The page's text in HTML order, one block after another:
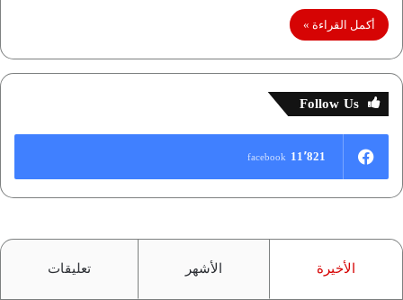
أكمل القراءة »
Follow Us
11٬821 facebook
الأخيرة الأشهر تعليقات